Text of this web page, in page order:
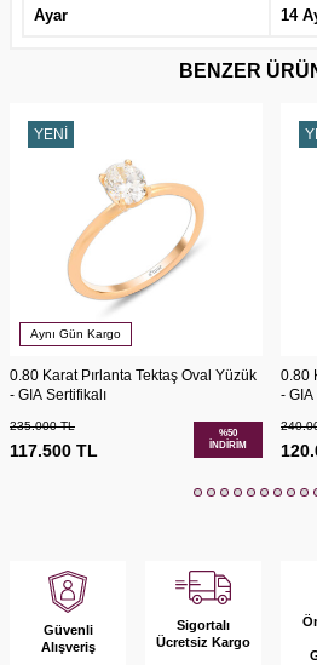
Ayar 14
BENZER
YENI
Aynı Gün Kargo
0.80 Karat Pırlanta Tektaş Oval Yüzük
- GIA Sertifikalı
235.000TL
117.500 TL
%50
İNDIRIM
0.80
- GIA
Güvenli
Alışveriş
Sigortalı
Ücretsiz Kargo